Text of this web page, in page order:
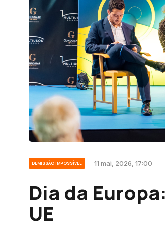
DEMISSÃO IMPOSSÍVEL 11 mai, 2026, 17:00
Dia da
UE